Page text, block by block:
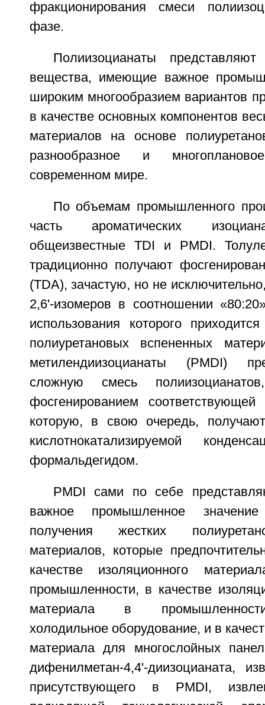
фракционирования смеси
фазе.
Полиизоцианаты
вещества, имеющие важное
широким многообразием вариантов
в качестве основных компонентов
материалов на основе
разнообразное и
современном мире.
По объемам промышленного
часть ароматических
общеизвестные TDI и PMDI.
традиционно получают
(TDA), зачастую, но не
2,6'-изомеров в соотношении
использования которого
полиуретановых вспененных
метилендиизоцианаты (PMDI)
сложную смесь
фосгенированием
которую, в свою очередь,
кислотнокатализируемой
формальдегидом.
PMDI сами по себе
важное промышленное
получения жестких
материалов, которые
качестве изоляционного
промышленности, в качестве
материала в
холодильное оборудование, и в
материала для многослойных
дифенилметан-4,4'-диизоцианата,
присутствующего в PMDI,